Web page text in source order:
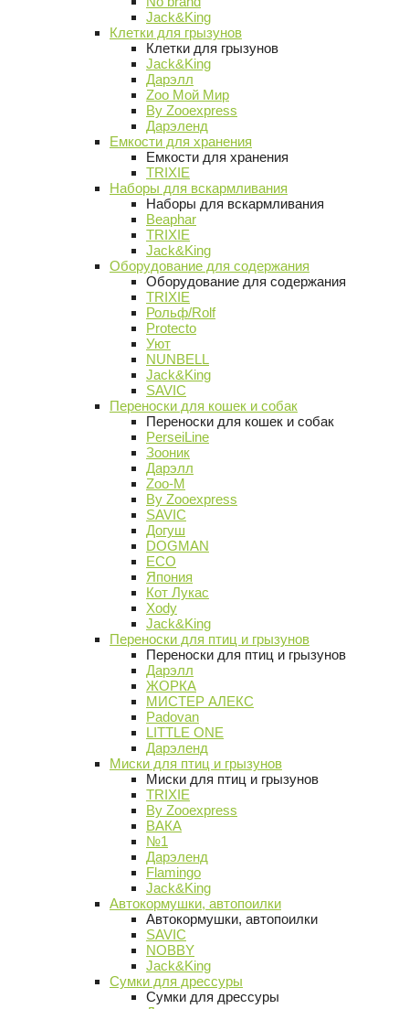
Jack&King
Клетки для грызунов
Клетки для грызунов
Jack&King
Дарэлл
Zoo Мой Мир
By Zooexpress
Дарэленд
Емкости для хранения
Емкости для хранения
TRIXIE
Наборы для вскармливания
Наборы для вскармливания
Beaphar
TRIXIE
Jack&King
Оборудование для содержания
Оборудование для содержания
TRIXIE
Рольф/Rolf
Protecto
Уют
NUNBELL
Jack&King
SAVIC
Переноски для кошек и собак
Переноски для кошек и собак
PerseiLine
Зооник
Дарэлл
Zoo-M
By Zooexpress
SAVIC
Догуш
DOGMAN
ECO
Япония
Кот Лукас
Xody
Jack&King
Переноски для птиц и грызунов
Переноски для птиц и грызунов
Дарэлл
ЖОРКА
МИСТЕР АЛЕКС
Padovan
LITTLE ONE
Дарэленд
Миски для птиц и грызунов
Миски для птиц и грызунов
TRIXIE
By Zooexpress
ВАКА
№1
Дарэленд
Flamingo
Jack&King
Автокормушки, автопоилки
Автокормушки, автопоилки
SAVIC
NOBBY
Jack&King
Сумки для дрессуры
Сумки для дрессуры